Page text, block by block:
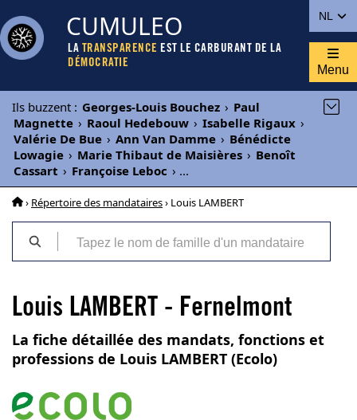
NL
CUMULEO
LA TRANSPARENCE EST LE CARBURANT DE LA
DÉMOCRATIE
Menu
Ils buzzent : Georges-Louis Bouchez › Paul
Magnette › Raoul Hedebouw › Isabelle Rigaux ›
Valérie De Bue › Ann Van Damme › Bénédicte
Lowagie › Marie Thibaut de Maisières › Benoît
Cassart › Françoise Leboc › ...
› Répertoire des mandataires› Louis LAMBERT
Louis LAMBERT - Fernelmont
La fiche détaillée des mandats, fonctions et
professions de Louis LAMBERT (Ecolo)